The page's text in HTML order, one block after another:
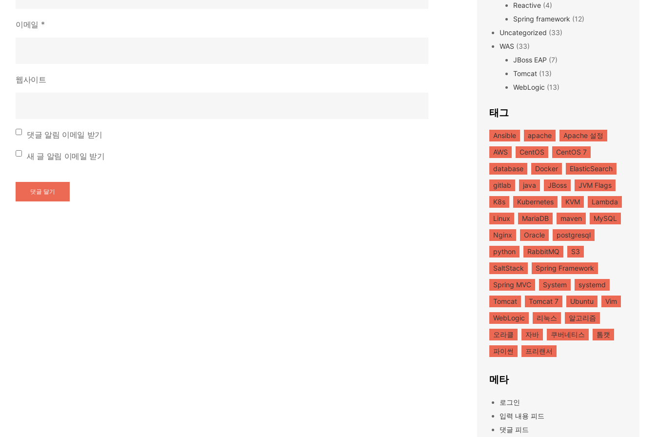
이메일 *
웹사이트
댓글 알림 이메일 받기
새 글 알림 이메일 받기
Reactive (4)
Spring framework (12)
Uncategorized (33)
WAS (33)
JBoss EAP (7)
Tomcat (13)
WebLogic (13)
태그
Ansible apache
Apache 설정
AWS
CentOS
CentOS 7
database
Docker
ElasticSearch
gitlab
java JBoss
JVM Flags
K8s
Kubernetes KVM
Lambda
Linux
MariaDB maven
MySQL
Nginx
Oracle
postgresql
python
RabbitMQ
S3
SaltStack
Spring Framework
Spring MVC
System
systemd
Tomcat
Tomcat 7 Ubuntu
Vim
WebLogic
리눅스
알고리즘
오라클
자바 쿠버네티스
톰캣
파이썬
프리랜서
메타
로그인
입력 내용 피드
댓글 피드